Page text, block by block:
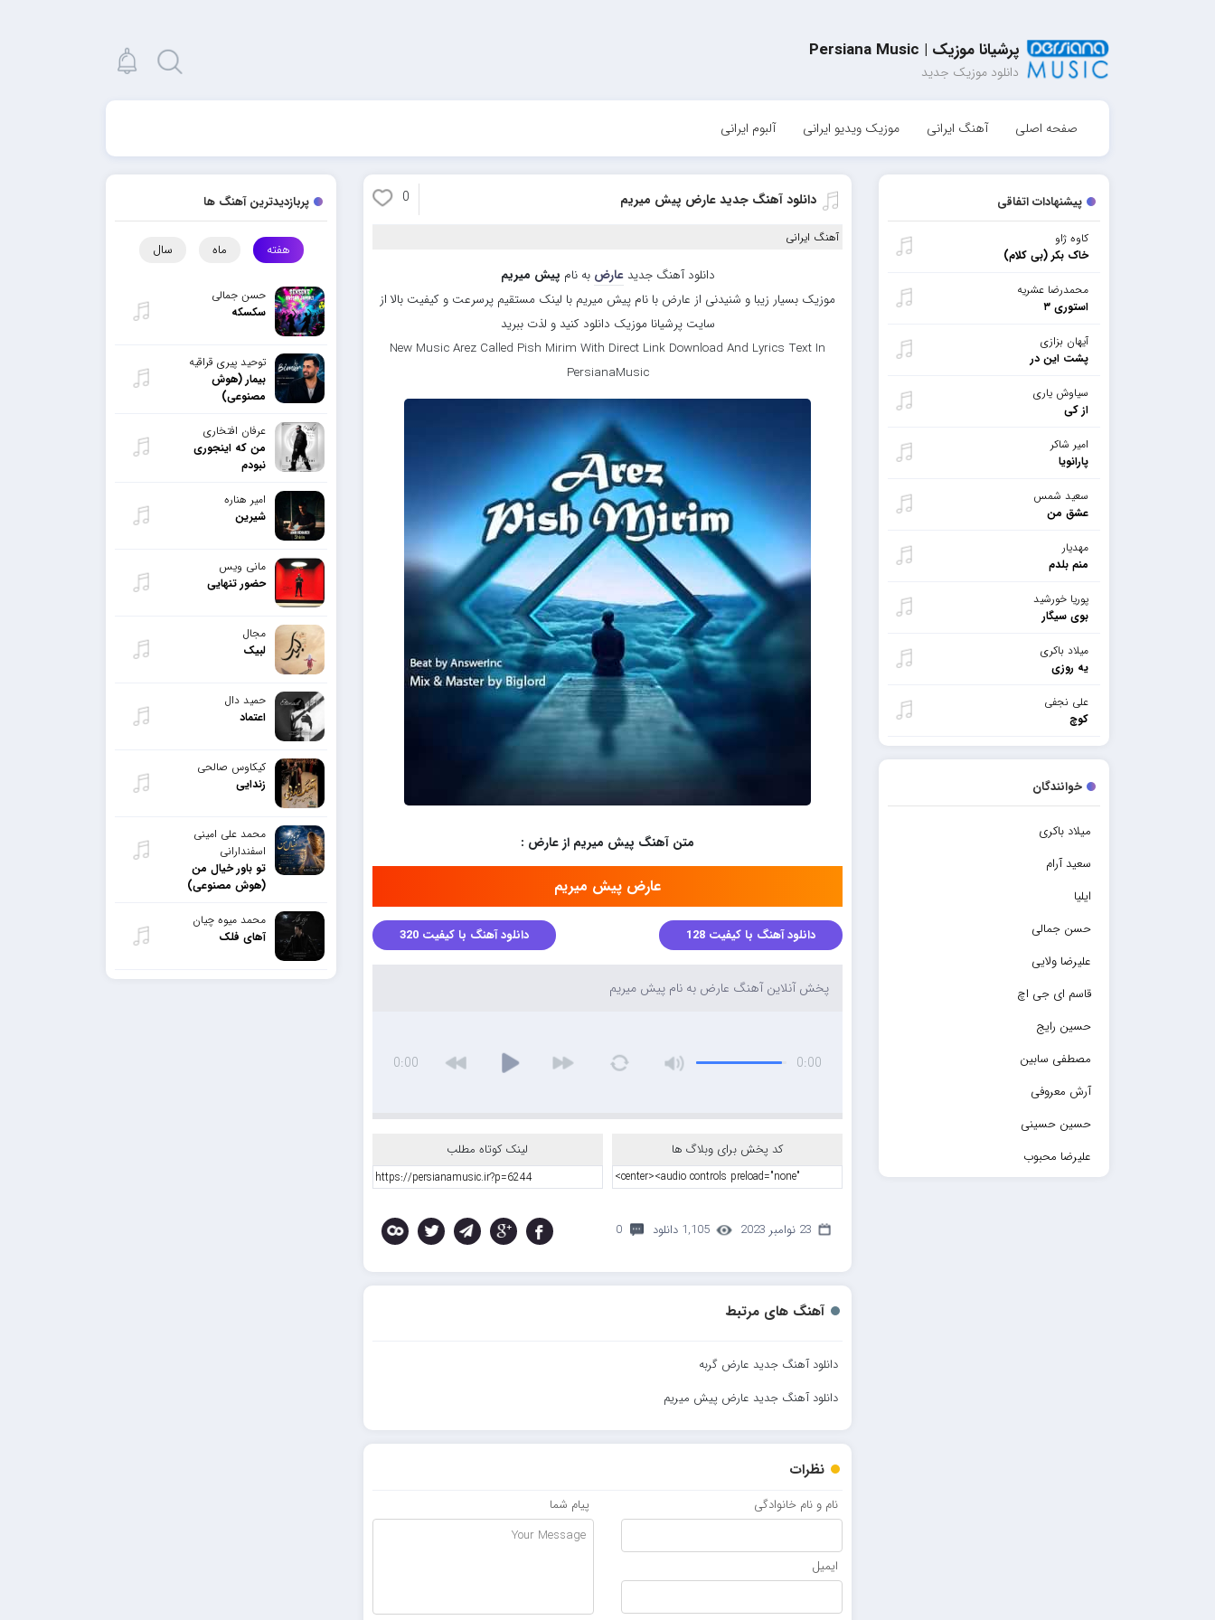
پرشیانا موزیک | Persiana Music
دانلود موزیک جدید
صفحه اصلی آهنگ ایرانی موزیک ویدیو ایرانی آلبوم ایرانی
پیشنهادات اتفاقی
کاوه ژاو
خاک بکر (بی کلام)
محمدرضا عشریه
استوری ۳
آیهان بزازی
پشت این در
سیاوش یاری
از کی
امیر شاکر
پارانویا
سعید شمس
عشق من
مهدیار
منم بلدم
پوریا خورشید
بوی سیگار
میلاد باکری
یه روزی
علی نجفی
کوچ
خوانندگان
میلاد باکری
سعید آرام
ایلیا
حسن جمالی
علیرضا ولایی
قاسم ای جی اچ
حسین رایج
مصطفی سابین
آرش معروفی
حسین حسینی
علیرضا محبوب
دانلود آهنگ جدید عارض پیش میریم 0
آهنگ ایرانی
دانلود آهنگ جدیدعارض به نام پیش میریم
موزیک بسیار زیبا و شنیدنی از عارض با نام پیش میریم با لینک مستقیم پرسرعت و کیفیت بالا از
سایت پرشیانا موزیک دانلود کنید و لذت ببرید
New Music Arez Called Pish Mirim With Direct Link Download And Lyrics Text In
PersianaMusic
متن آهنگ پیش میریم از عارض :
عارض پیش میریم
دانلود آهنگ با کیفیت 128 دانلود آهنگ با کیفیت 320
پخش آنلاین آهنگ عارض به نام پیش میریم
0:00
0:00
کد پخش برای وبلاگ ها لینک کوتاه مطلب
23 نوامبر 2023 1,105 دانلود 0
آهنگ های مرتبط
دانلود آهنگ جدید عارض گربه
دانلود آهنگ جدید عارض پیش میریم
نظرات
نام و نام خانوادگی
ایمیل
پیام شما
پربازدیدترین آهنگ ها
هفته ماه سال
حسن جمالی
سکسکه
توحید پیری قراقیه
بیمار (هوش
مصنوعی)
عرفان افتخاری
من که اینجوری
نبودم
امیر هناره
شیرین
مانی ویس
حضور تنهایی
مجال
لبیک
حمید دال
اعتماد
کیکاوس صالحی
زندایی
محمد علی امینی
اسفندارانی
تو باور خیال من
(هوش مصنوعی)
محمد میوه چیان
آهای فلک